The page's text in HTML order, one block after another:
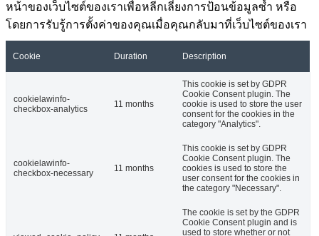
หน้าของเว็บไซต์ของเราเพื่อหลีกเลี่ยงการป้อนข้อมูลซ้ำ หรือ
โดยการรับรู้การตั้งค่าของคุณเมื่อคุณกลับมาที่เว็บไซต์ของเรา
Cookie Duration Description
cookielawinfo-
checkbox-analytics
11 months
This cookie is set by GDPR
Cookie Consent plugin. The
cookie is used to store the user
consent for the cookies in the
category "Analytics".
cookielawinfo-
checkbox-necessary
11 months
This cookie is set by GDPR
Cookie Consent plugin. The
cookies is used to store the
user consent for the cookies in
the category "Necessary".
The cookie is set by the GDPR
Cookie Consent plugin and is
used to store whether or not